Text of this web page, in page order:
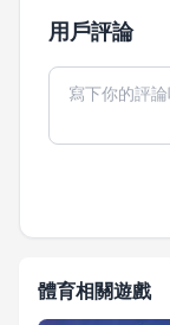
用戶評論
體育相關遊戲